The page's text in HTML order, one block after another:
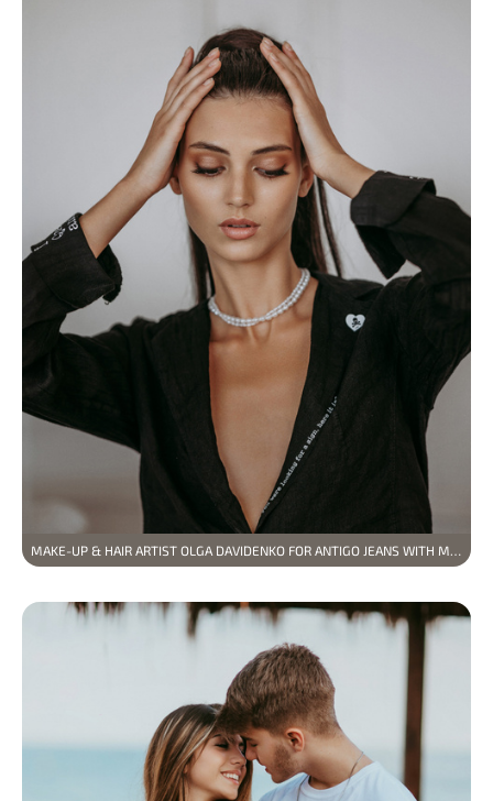
MAKE-UP & HAIR ARTIST OLGA DAVIDENKO FOR ANTIGO JEANS WITH MODEL VLADYSLAVA